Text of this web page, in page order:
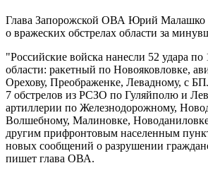
Глава Запорожской ОВА Юрий Малашко
о вражеских обстрелах области за
"Российские войска нанесли 52 удара по
области: ракетный по Новояковловке,
Орехову, Преображенке, Левадному, с
7 обстрелов из РСЗО по Гуляйполю и
артиллерии по Железнодорожному,
Волшебному, Малиновке,
другим прифронтовым населенным
новых сообщений о разрушении
пишет глава ОВА.